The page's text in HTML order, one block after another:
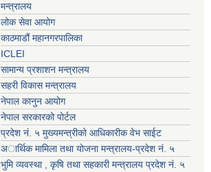
मन्त्रालय
लोक सेवा आयोग
काठमाडौं महानगरपालिका
ICLEI
सामान्य प्रशाशन मन्त्रालय
सहरी विकास मन्त्रालय
नेपाल कानुन आयोग
नेपाल सरकारको पोर्टल
प्रदेश नं. ५ मुख्यमन्त्रीको आधिकारीक वेभ साईट
अार्थिक मामिला तथा योजना मन्त्रालय-प्रदेश नं. ५
भुमि व्यवस्था , कृषि तथा सहकारी मन्त्रालय प्रदेश नं. ५